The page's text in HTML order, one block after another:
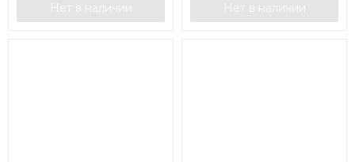
Нет в наличии Нет в наличии